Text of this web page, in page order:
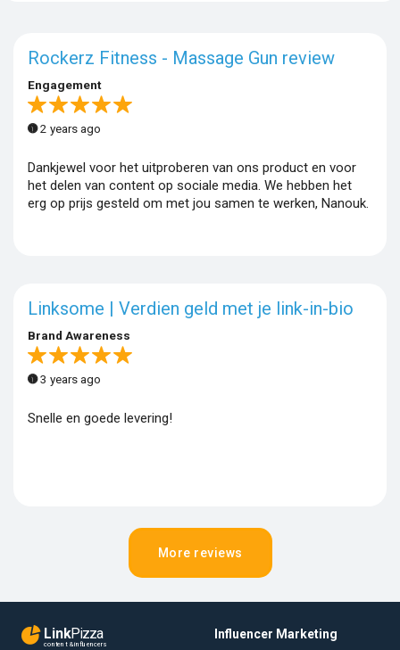
Rockerz Fitness - Massage Gun review
Engagement
2 years ago
Dankjewel voor het uitproberen van ons product en voor
het delen van content op sociale media. We hebben het
erg op prijs gesteld om met jou samen te werken, Nanouk.
Linksome | Verdien geld met je link-in-bio
Brand Awareness
3 years ago
Snelle en goede levering!
More reviews
LinkPizza
content & influencers
Influencer Marketing